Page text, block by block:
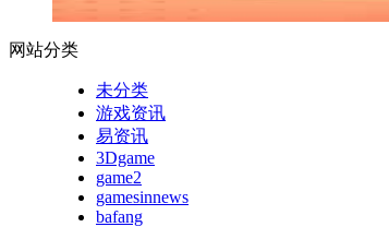
网站分类
未分类
游戏资讯
易资讯
3Dgame
game2
gamesinnews
bafang